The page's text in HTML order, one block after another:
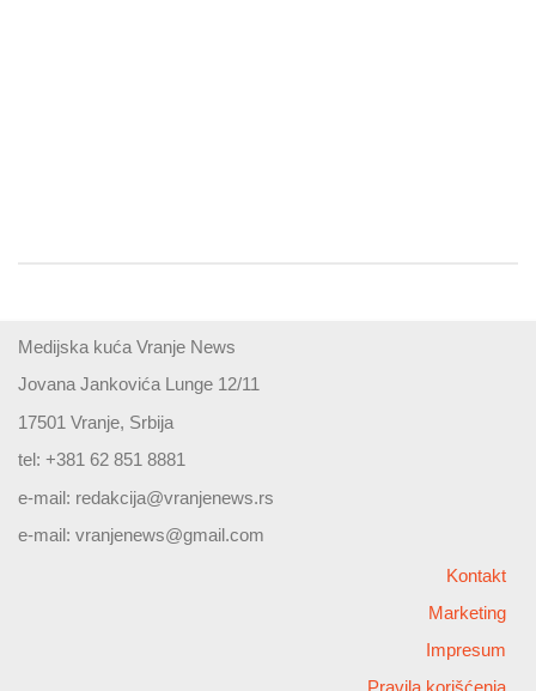
Medijska kuća Vranje News
Jovana Jankovića Lunge 12/11
17501 Vranje, Srbija
tel: +381 62 851 8881
e-mail: redakcija@vranjenews.rs
e-mail: vranjenews@gmail.com
Kontakt
Marketing
Impresum